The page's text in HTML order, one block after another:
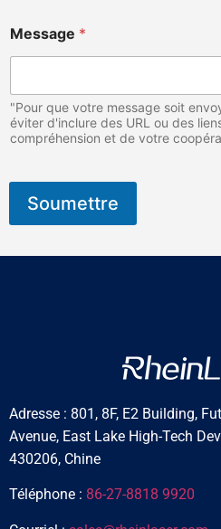
a
g
e
Message *
"Pour que votre message soit
éviter d'inclure des URL ou des
compréhension et de votre
Soumettre
Adresse : 801, 8F, E2 Building,
Avenue, East Lake High-Tech
430206, Chine
Téléphone : 86-27-8818 9920